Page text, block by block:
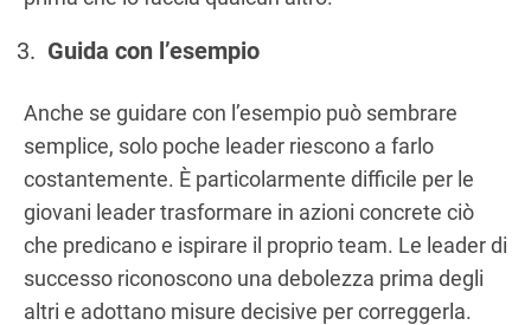
Guida con l’esempio
Anche se guidare con l’esempio può sembrare
semplice, solo poche leader riescono a farlo
costantemente. È particolarmente difficile per le
giovani leader trasformare in azioni concrete ciò
che predicano e ispirare il proprio team. Le leader di
successo riconoscono una debolezza prima degli
altri e adottano misure decisive per correggerla.